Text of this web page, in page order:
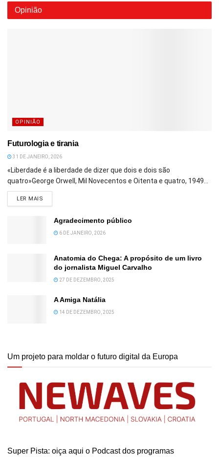
Opinião
OPINIÃO
Futurologia e tirania
31 DE JANEIRO, 2026
«Liberdade é a liberdade de dizer que dois e dois são
quatro»George Orwell, Mil Novecentos e Oitenta e quatro, 1949...
LER MAIS
Agradecimento público
6 DE JANEIRO, 2026
Anatomia do Chega: A propósito de um livro
do jornalista Miguel Carvalho
27 DE DEZEMBRO, 2025
A Amiga Natália
14 DE DEZEMBRO, 2025
Um projeto para moldar o futuro digital da Europa
Super Pista: oiça aqui o Podcast dos programas